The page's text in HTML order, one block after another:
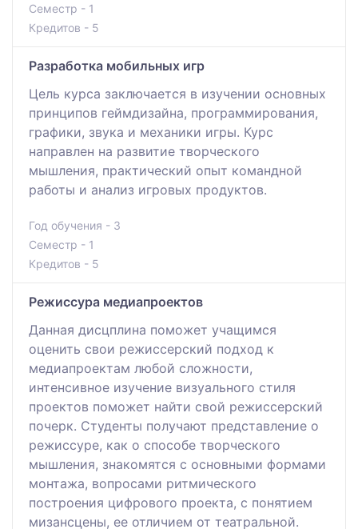
Семестр - 1
Кредитов - 5
Разработка мобильных игр
Цель курса заключается в изучении основных
принципов геймдизайна, программирования,
графики, звука и механики игры. Курс
направлен на развитие творческого
мышления, практический опыт командной
работы и анализ игровых продуктов.
Год обучения - 3
Семестр - 1
Кредитов - 5
Режиссура медиапроектов
Данная дисцплина поможет учащимся
оценить свои режиссерский подход к
медиапроектам любой сложности,
интенсивное изучение визуального стиля
проектов поможет найти свой режиссерский
почерк. Студенты получают представление о
режиссуре, как о способе творческого
мышления, знакомятся с основными формами
монтажа, вопросами ритмического
построения цифрового проекта, с понятием
мизансцены, ее отличием от театральной.